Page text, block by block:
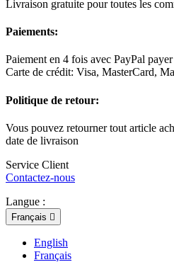
Livraison gratuite pour toutes les
Paiements:
Paiement en 4 fois avec PayPal
Carte de crédit: Visa, MasterCard,
Politique de retour:
Vous pouvez retourner tout article
date de livraison
Service Client
Contactez-nous
Langue :
Français 
English
Français